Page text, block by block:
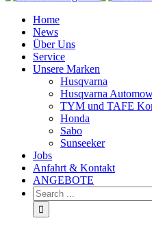
Home
News
Über Uns
Service
Unsere Marken
Husqvarna
Husqvarna
TYM und TAFE
Honda
Sabo
Sunseeker
Jobs
Anfahrt & Kontakt
ANGEBOTE